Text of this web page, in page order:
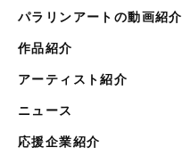
パラリンアートの動画紹介
作品紹介
アーティスト紹介
ニュース
応援企業紹介